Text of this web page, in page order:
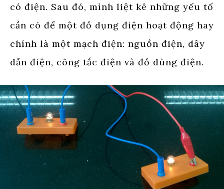
có điện. Sau đó, mình liệt kê những yếu tố
cần có để một đồ dụng điện hoạt động hay
chính là một mạch điện: nguồn điện, dây
dẫn điện, công tắc điện và đồ dùng điện.